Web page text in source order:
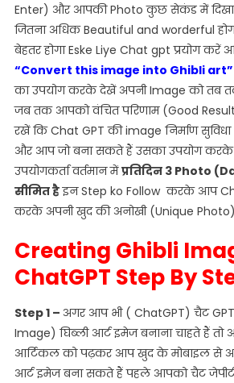
Enter) और आपकी Photo कुछ सेकंड में
जितना अधिक Beautiful and worderful
बेहतर होगा Eske Liye Chat gpt प्रयोग करें
“Convert this image into Ghibli
का उपयोग करके देखें अपनी Image को तब
जब तक आपको वंचित परिणाम (Good
रखें कि Chat GPT की image निर्माण सुविधा
और आप जो बना सकते हैं उसका उपयोग करके
उपयोगकर्ता वर्तमान मेंप्रतिदिन 3 Photo
सीमित हैइन Step ko Follow करके आप
करके अपनी खुद की अनोखी (Unique
Creating Ghibli
ChatGPT Step By
Step 1 – अगर आप भी ( ChatGPT) चैट
Image) घिब्ली आर्ट इमेज बनाना चाहते हैं
आर्टिकल को पढ़कर आप खुद के मोबाइल से
आर्ट इमेज बना सकते हैं पहले आपको चैट